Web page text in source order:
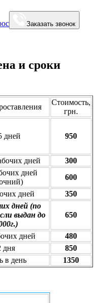
Заказать звонок
и сроки
Стоимость,
грн.
дней 950
дней
300
дней
600
дней
350
дней (по
выдан до
650
дней
480
дня
850
в день
1350